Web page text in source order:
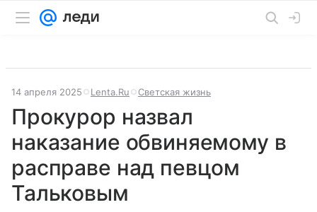
14 апреля 2025 Lenta.Ru Светская жизнь
Прокурор назвал
наказание обвиняемому в
расправе над певцом
Тальковым